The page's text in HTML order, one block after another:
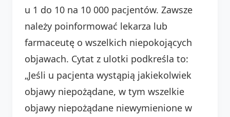
u 1 do 10 na 10 000 pacjentów. Zawsze
należy poinformować lekarza lub
farmaceutę o wszelkich niepokojących
objawach. Cytat z ulotki podkreśla to:
„Jeśli u pacjenta wystąpią jakiekolwiek
objawy niepożądane, w tym wszelkie
objawy niepożądane niewymienione w